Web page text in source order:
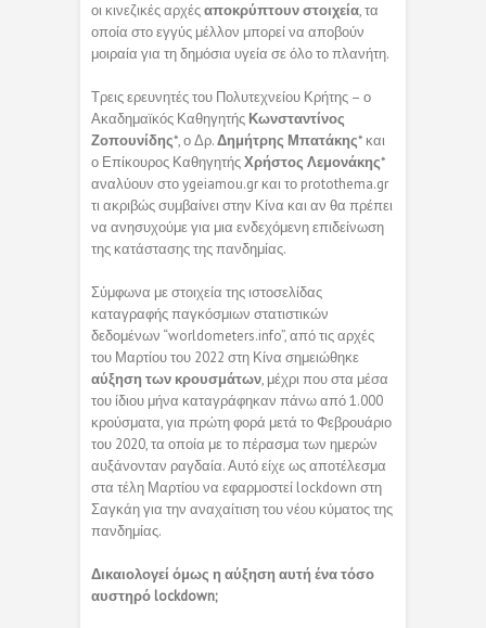
οι κινεζικές αρχέςαποκρύπτουν στοιχεία, τα
οποία στο εγγύς μέλλον μπορεί να αποβούν
μοιραία για τη δημόσια υγεία σε όλο το πλανήτη.
Τρεις ερευνητές του Πολυτεχνείου Κρήτης – ο
Ακαδημαϊκός Καθηγητής Κωνσταντίνος
Ζοπουνίδης*, ο Δρ.Δημήτρης Μπατάκης* και
ο Επίκουρος ΚαθηγητήςΧρήστος Λεμονάκης*
αναλύουν στο ygeiamou.gr και το protothema.gr
τι ακριβώς συμβαίνει στην Κίνα και αν θα πρέπει
να ανησυχούμε για μια ενδεχόμενη επιδείνωση
της κατάστασης της πανδημίας.
Σύμφωνα με στοιχεία της ιστοσελίδας
καταγραφής παγκόσμιων στατιστικών
δεδομένων “worldometers.info”, από τις αρχές
του Μαρτίου του 2022 στη Κίνα σημειώθηκε
αύξηση των κρουσμάτων, μέχρι που στα μέσα
του ίδιου μήνα καταγράφηκαν πάνω από 1.000
κρούσματα, για πρώτη φορά μετά το Φεβρουάριο
του 2020, τα οποία με το πέρασμα των ημερών
αυξάνονταν ραγδαία. Αυτό είχε ως αποτέλεσμα
στα τέλη Μαρτίου να εφαρμοστεί lockdown στη
Σαγκάη για την αναχαίτιση του νέου κύματος της
πανδημίας.
Δικαιολογεί όμως η αύξηση αυτή ένα τόσο
αυστηρό lockdown;